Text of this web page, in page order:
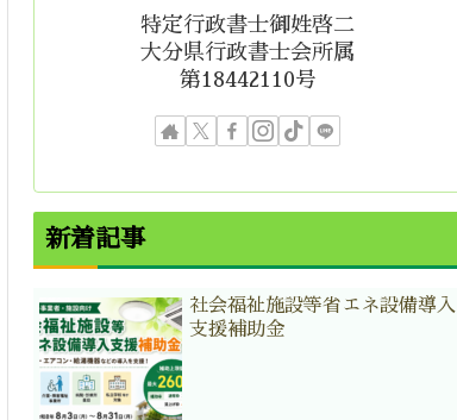
特定行政書士御姓啓二
大分県行政書士会所属
第18442110号
新着記事
社会福祉施設等省エネ設備導入
支援補助金